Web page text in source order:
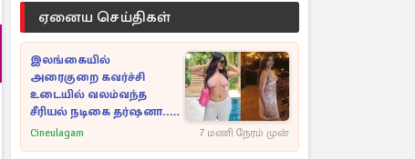
ஏனைய செய்திகள்
இலங்கையில்
அரைகுறை கவர்ச்சி
உடையில் வலம்வந்த
சீரியல் நடிகை தர்ஷனா...
அவரே வெளியிட்ட
Cineulagam 7 மணி நேரம் முன்